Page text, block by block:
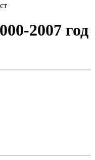
2007 год